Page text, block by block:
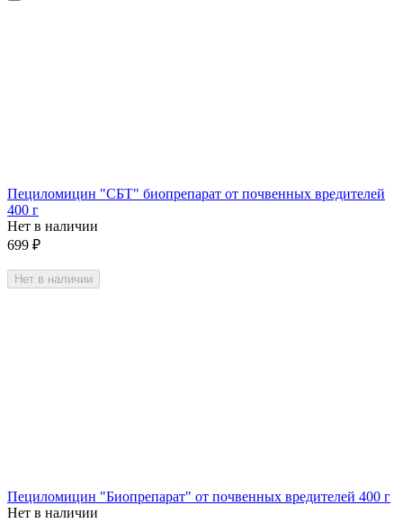
Пециломицин "СБТ" биопрепарат от почвенных вредителей
400 г
Нет в наличии
699 ₽
Нет в наличии
Пециломицин "Биопрепарат" от почвенных вредителей 400 г
Нет в наличии